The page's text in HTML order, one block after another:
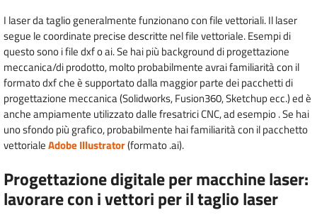
I laser da taglio generalmente funzionano con file vettoriali. Il laser
segue le coordinate precise descritte nel file vettoriale. Esempi di
questo sono i file dxf o ai. Se hai più background di progettazione
meccanica/di prodotto, molto probabilmente avrai familiarità con il
formato dxf che è supportato dalla maggior parte dei pacchetti di
progettazione meccanica (Solidworks, Fusion360, Sketchup ecc.) ed è
anche ampiamente utilizzato dalle fresatrici CNC, ad esempio . Se hai
uno sfondo più grafico, probabilmente hai familiarità con il pacchetto
vettorialeAdobe Illustrator(formato .ai).
Progettazione digitale per macchine laser:
lavorare con i vettori per il taglio laser